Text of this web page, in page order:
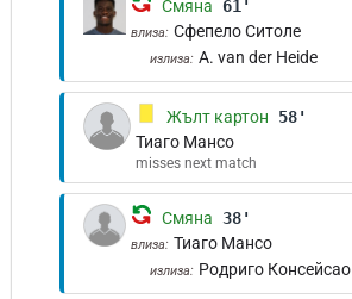
Смяна 61'
влиза: Сфепело Ситоле
излиза: A. van der Heide
Жълт картон
58'
Тиаго Мансо
misses next match
Смяна 38'
влиза: Тиаго Мансо
излиза: Родриго Консейсао